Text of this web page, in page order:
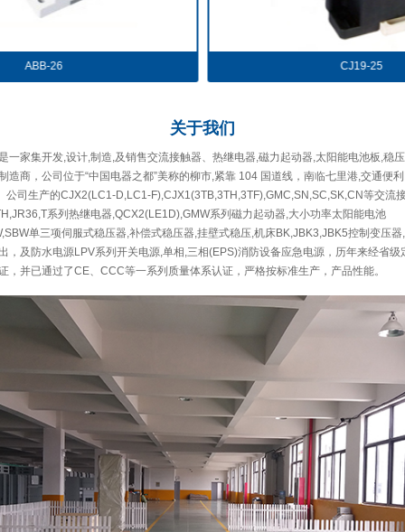
关于我们
一家集开发,设计,制造,及销售交流接触器、热继电器,磁力起动器,太阳能电池板,稳
造商，公司位于“中国电器之都”美称的柳市,紧靠 104 国道线，南临七里港,交通便
司生产的CJX2(LC1-D,LC1-F),CJX1(3TB,3TH,3TF),GMC,SN,SC,SK,CN等交流
系列热继电器,QCX2(LE1D),GMW系列磁力起动器,大小功率太阳能电池
单三项伺服式稳压器,补偿式稳压器,挂壁式稳压,机床BK,JBK3,JBK5控制变压
，及防水电源LPV系列开关电源,单相,三相(EPS)消防设备应急电源，历年来经省级
，并已通过了CE、CCC等一系列质量体系认证，严格按标准生产，产品性能。